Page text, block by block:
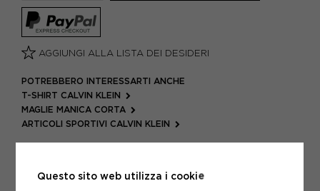
AGGIUNGI ALLA LISTA DEI DESIDERI
POTREBBERO INTERESSARTI ANCHE
T-SHIRT CALVIN KLEIN
MAGLIE MANICA CORTA
ARTICOLI SPORTIVI CALVIN KLEIN
Questo sito web utilizza i cookie